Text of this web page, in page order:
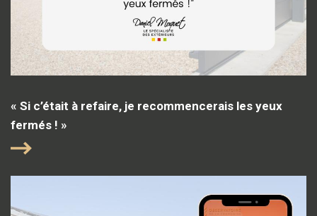
« Si c’était à refaire, je recommencerais les yeux
fermés ! »